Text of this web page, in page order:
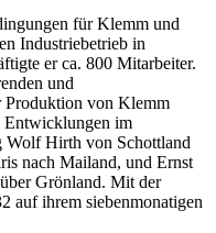
für Klemm und
Industriebetrieb in
er ca. 800 Mitarbeiter.
und
Produktion von Klemm
Entwicklungen im
Hirth von Schottland
nach Mailand, und Ernst
Grönland. Mit der
ihrem siebenmonatigen